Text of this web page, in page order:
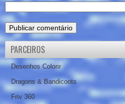
PARCEIROS
Desenhos Colorir
Dragons & Bandicoots
Friv 360